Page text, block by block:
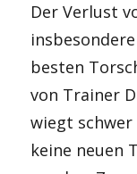
Der Verlust
besten
von Trainer
wiegt
keine neuen